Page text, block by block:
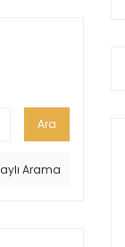
Ara
Arama